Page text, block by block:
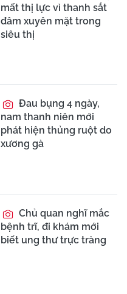
tuổi nguy kịch vì bị ong
vò vẽ đốt khoảng 60 nốt
trên người
Liệt nửa người, cụ
ông 68 tuổi thoát đột
quỵ nhờ đến viện trong
giờ vàng
Uống rượu có
methanol, người đàn
ông suýt mất mạng